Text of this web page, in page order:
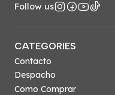
Follow us
CATEGORIES
Contacto
Despacho
Como Comprar